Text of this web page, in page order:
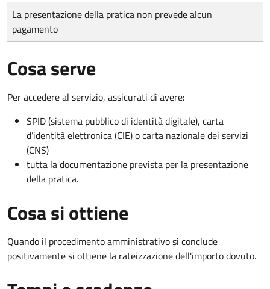
Tipo di pagamento
Importo
La presentazione della pratica non prevede alcun
pagamento
Cosa serve
Per accedere al servizio, assicurati di avere:
SPID (sistema pubblico di identità digitale), carta
d’identità elettronica (CIE) o carta nazionale dei servizi
(CNS)
tutta la documentazione prevista per la presentazione
della pratica.
Cosa si ottiene
Quando il procedimento amministrativo si conclude
positivamente si ottiene la rateizzazione dell'importo dovuto.